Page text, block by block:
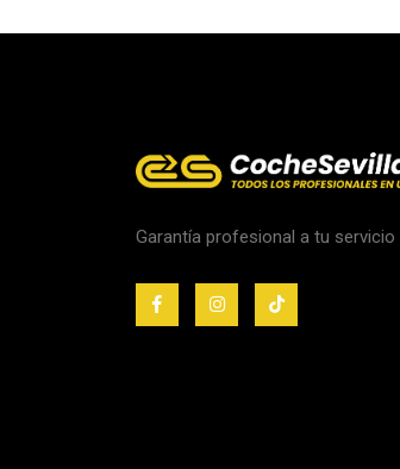
Garantía profesional a tu servicio